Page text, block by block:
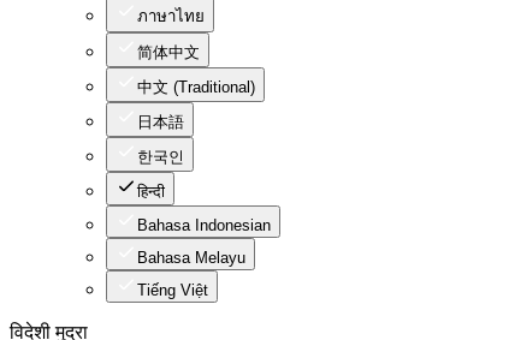
ภาษาไทย
简体中文
中文 (Traditional)
日本語
한국인
हिन्दी
Bahasa Indonesian
Bahasa Melayu
Tiếng Việt
विदेशी मुद्रा